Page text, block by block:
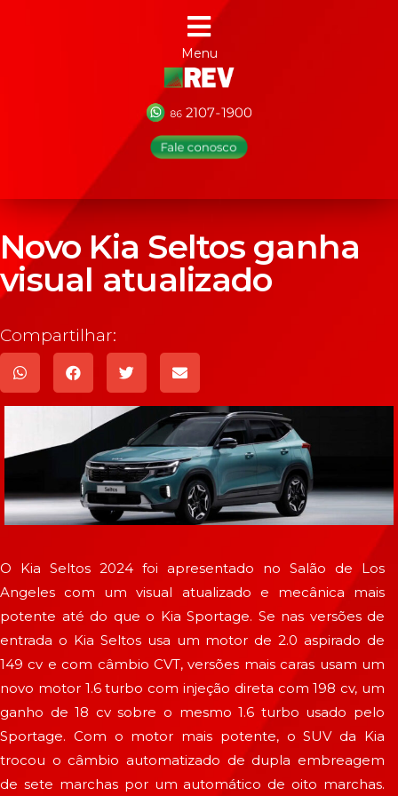
Menu
Novo Kia Seltos ganha
visual atualizado
Compartilhar:
O Kia Seltos 2024 foi apresentado no Salão de Los
Angeles com um visual atualizado e mecânica mais
potente até do que o Kia Sportage. Se nas versões de
entrada o Kia Seltos usa um motor de 2.0 aspirado de
149 cv e com câmbio CVT, versões mais caras usam um
novo motor 1.6 turbo com injeção direta com 198 cv, um
ganho de 18 cv sobre o mesmo 1.6 turbo usado pelo
Sportage. Com o motor mais potente, o SUV da Kia
trocou o câmbio automatizado de dupla embreagem
de sete marchas por um automático de oito marchas.